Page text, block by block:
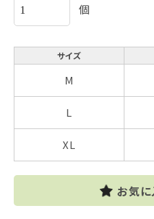
個
サイズ
M
L
XL
お気